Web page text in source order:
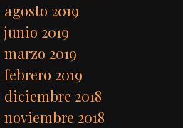
agosto 2019
junio 2019
marzo 2019
febrero 2019
diciembre 2018
noviembre 2018